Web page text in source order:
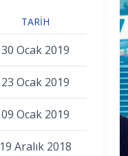
TARIH
30 Ocak 2019
23 Ocak 2019
09 Ocak 2019
19 Aralık 2018